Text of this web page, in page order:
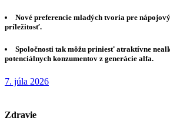
Nové preferencie mladých tvoria pre
príležitosť.
Spoločnosti tak môžu priniesť atraktívne
potenciálnych konzumentov z generácie alfa.
7. júla 2026
Zdravie